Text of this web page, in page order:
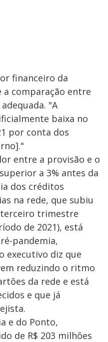
financeiro da
comparação entre
"A
baixa no
por conta dos
entre a provisão e o
a 3% antes da
dos créditos
na rede, que subiu
terceiro trimestre
de 2021), está
pandemia,
executivo diz que
reduzindo o ritmo
da rede e está
e que já
e do Ponto,
de R$ 203 milhões